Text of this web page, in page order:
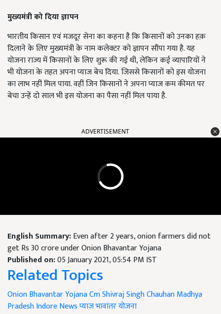
मुख्यमंत्रीकोदियाज्ञापन
भारतीय किसान एवं मजदूर सेना का कहना है कि किसानों को उनका हक़
दिलाने के लिए मुख्यमंत्री के नाम कलेक्टर को ज्ञापन सौंपा गया है. यह
योजना राज्य में किसानों के लिए शुरू की गई थी, लेकिन कई व्यापारियों ने
भी योजना के तहत अपना प्याज बेच दिया. जिससे किसानों को इस योजना
का लाभ नहीं मिल पाया. वहीं जिन किसानों ने अपना प्याज कम कीमत पर
बेचा उन्हें दो साल भी इस योजना का पैसा नहीं मिल पाया है.
ADVERTISEMENT
English Summary:Even after 2 years, onion farmers did not
get Rs 30 crore under Onion Bhavantar Yojana
Published on:05 January 2021, 05:54 PM IST
Related Topics
Onion Bhavantar YojanaCm Shivraj Singh ChauhanMadhya
PradeshIndore Newsप्याज भावांतर योजना